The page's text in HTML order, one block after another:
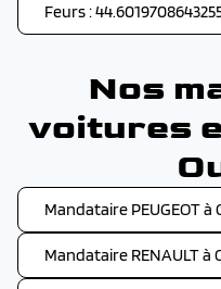
Feurs :
Nos
voitures
Mandataire PEUGEOT à
Mandataire RENAULT à